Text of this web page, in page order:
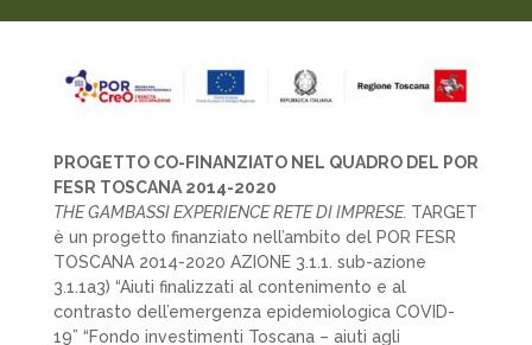
PROGETTO CO-FINANZIATO NEL QUADRO DEL POR
FESR TOSCANA 2014-2020
THE GAMBASSI EXPERIENCE RETE DI IMPRESE. TARGET
è un progetto finanziato nell’ambito del POR FESR
TOSCANA 2014-2020 AZIONE 3.1.1. sub-azione
3.1.1a3) “Aiuti finalizzati al contenimento e al
contrasto dell’emergenza epidemiologica COVID-
19” “Fondo investimenti Toscana – aiuti agli